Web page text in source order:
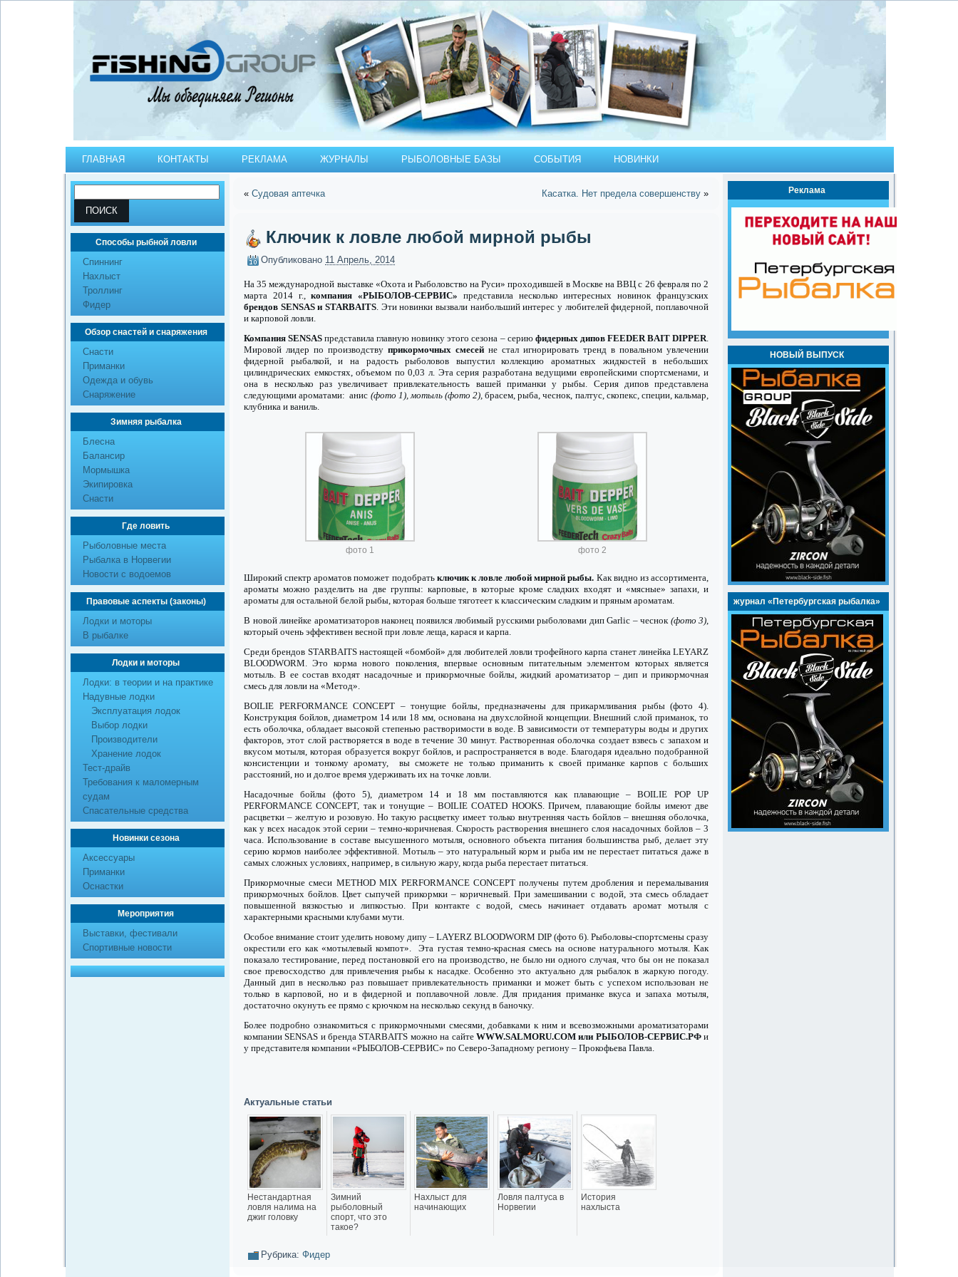
Рыболовный журнал "РЫБАЛКА GROUP"
ГЛАВНАЯ КОНТАКТЫ РЕКЛАМА ЖУРНАЛЫ РЫБОЛОВНЫЕ БАЗЫ СОБЫТИЯ НОВИНКИ
Способы рыбной ловли
Cпиннинг
Нахлыст
Троллинг
Фидер
Обзор снастей и снаряжения
Снасти
Приманки
Одежда и обувь
Снаряжение
Зимняя рыбалка
Блесна
Балансир
Мормышка
Экипировка
Снасти
Где ловить
Рыболовные места
Рыбалка в Норвегии
Новости с водоемов
Правовые аспекты (законы)
Лодки и моторы
В рыбалке
Лодки и моторы
Лодки: в теории и на практике
Надувные лодки
Эксплуатация лодок
Выбор лодки
Производители
Хранение лодок
Тест-драйв
Требования к маломерным
судам
Спасательные средства
Новинки сезона
Аксессуары
Приманки
Оснастки
Мероприятия
Выставки, фестивали
Спортивные новости
« Судовая аптечка Касатка. Нет предела совершенству »
Ключик к ловле любой мирной рыбы
Опубликовано 11 Апрель, 2014
На 35 международной выставке «Охота и Рыболовство на Руси» проходившей в Москве на ВВЦ с 26 февраля по 2
марта 2014 г.,компания «РЫБОЛОВ-СЕРВИС» представила несколько интересных новинок французских
брендов SENSAS и STARBAITS . Эти новинки вызвали наибольший интерес у любителей фидерной, поплавочной
и карповой ловли.
Компания SENSAS представила главную новинку этого сезона – серию фидерных дипов FEEDER BAIT DIPPER
Мировой лидер по производству прикормочных смесей не стал игнорировать тренд в повальном увлечении
фидерной рыбалкой, и на радость рыболовов выпустил коллекцию ароматных жидкостей в небольших
цилиндрических емкостях, объемом по 0,03 л. Эта серия разработана ведущими европейскими спортсменами, и
она в несколько раз увеличивает привлекательность вашей приманки у рыбы. Серия дипов представлена
следующими ароматами: анис (фото 1), мотыль (фото 2), брасем, рыба, чеснок, палтус, скопекс, специи, кальмар,
клубника и ваниль.
фото 1 фото 2
Широкий спектр ароматов поможет подобратьключик к ловле любой мирной рыбы. Как видно из ассортимента,
ароматы можно разделить на две группы: карповые, в которые кроме сладких входят и «мясные» запахи, и
ароматы для остальной белой рыбы, которая больше тяготеет к классическим сладким и пряным ароматам.
В новой линейке ароматизаторов наконец появился любимый русскими рыболовами дип Garlic – чеснок (фото 3)
который очень эффективен весной при ловле леща, карася и карпа.
Среди брендов STARBAITS настоящей «бомбой» для любителей ловли трофейного карпа станет линейка LEYARZ
BLOODWORM. Это корма нового поколения, впервые основным питательным элементом которых является
мотыль. В ее состав входят насадочные и прикормочные бойлы, жидкий ароматизатор – дип и прикормочная
смесь для ловли на «Метод».
BOILIE PERFORMANCE CONCEPT – тонущие бойлы, предназначены для прикармливания рыбы (фото 4).
Конструкция бойлов, диаметром 14 или 18 мм, основана на двухслойной концепции. Внешний слой приманок, то
есть оболочка, обладает высокой степенью растворимости в воде. В зависимости от температуры воды и других
факторов, этот слой растворяется в воде в течение 30 минут. Растворенная оболочка создает взвесь с запахом и
вкусом мотыля, которая образуется вокруг бойлов, и распространяется в воде. Благодаря идеально подобранной
консистенции и тонкому аромату, вы сможете не только приманить к своей приманке карпов с больших
расстояний, но и долгое время удерживать их на точке ловли.
Насадочные бойлы (фото 5), диаметром 14 и 18 мм поставляются как плавающие – BOILIE POP UP
PERFORMANCE CONCEPT, так и тонущие – BOILIE COATED HOOKS. Причем, плавающие бойлы имеют две
расцветки – желтую и розовую. Но такую расцветку имеет только внутренняя часть бойлов – внешняя оболочка,
как у всех насадок этой серии – темно-коричневая. Скорость растворения внешнего слоя насадочных бойлов – 3
часа. Использование в составе высушенного мотыля, основного объекта питания большинства рыб, делает эту
серию кормов наиболее эффективной. Мотыль – это натуральный корм и рыба им не перестает питаться даже в
самых сложных условиях, например, в сильную жару, когда рыба перестает питаться.
Прикормочные смеси METHOD MIX PERFORMANCE CONCEPT получены путем дробления и перемалывания
прикормочных бойлов. Цвет сыпучей прикормки – коричневый. При замешивании с водой, эта смесь обладает
повышенной вязкостью и липкостью. При контакте с водой, смесь начинает отдавать аромат мотыля с
характерными красными клубами мути.
Особое внимание стоит уделить новому дипу – LAYERZ BLOODWORM DIP (фото 6). Рыболовы-спортсмены сразу
окрестили его как «мотылевый компот». Эта густая темно-красная смесь на основе натурального мотыля. Как
показало тестирование, перед постановкой его на производство, не было ни одного случая, что бы он не показал
свое превосходство для привлечения рыбы к насадке. Особенно это актуально для рыбалок в жаркую погоду.
Данный дип в несколько раз повышает привлекательность приманки и может быть с успехом использован не
только в карповой, но и в фидерной и поплавочной ловле. Для придания приманке вкуса и запаха мотыля,
достаточно окунуть ее прямо с крючком на несколько секунд в баночку.
Более подробно ознакомиться с прикормочными смесями, добавками к ним и всевозможными ароматизаторами
компании SENSAS и бренда STARBAITS можно на сайте WWW.SALMORU.COM или РЫБОЛОВ-СЕРВИС.РФи
у представителя компании «РЫБОЛОВ-СЕРВИС» по Северо-Западному региону – Прокофьева Павла.
Актуальные статьи
Нестандартная
ловля налима на
джиг головку
Зимний
рыболовный
спорт, что это
такое?
Нахлыст для
начинающих
Ловля палтуса в
Норвегии
История
нахлыста
Рубрика: Фидер
Реклама
НОВЫЙ ВЫПУСК
журнал «Петербургская рыбалка»